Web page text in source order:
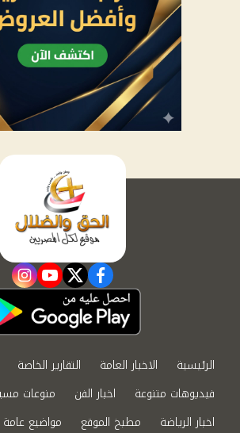
facebook
twitter
youtube
الرئيسية الاخبار العامة التقارير الخاصة
فيديوهات متنوعة
اخبار الفن
منوعات
اخبار الرياضة
مطبخ الموقع مواضيع عامة